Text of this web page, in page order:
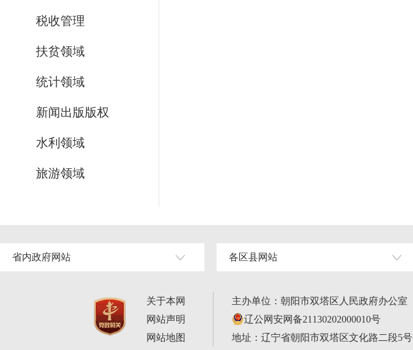
税收管理
扶贫领域
统计领域
新闻出版版权
水利领域
旅游领域
省内政府网站 各区县网站
关于本网
网站声明
网站地图
主办单位：朝阳市双塔区人民政府办公室
辽公网安网备21130202000010号
地址：辽宁省朝阳市双塔区文化路二段5号